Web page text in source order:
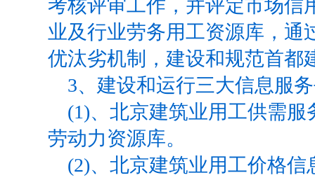
考核评审工作，并评定市场信
业及行业劳务用工资源库，通
优汰劣机制，建设和规范首都
3、建设和运行三大信息服
(1)、北京建筑业用工供需服
劳动力资源库。
(2)、北京建筑业用工价格